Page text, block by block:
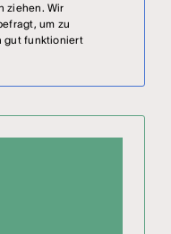
ziehen. Wir
um zu
gut funktioniert